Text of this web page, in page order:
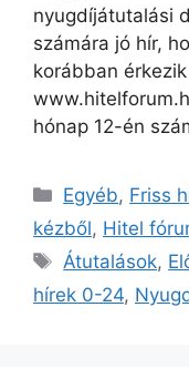
nyugdíjátutalási
számára jó hír,
korábban
hónap 12-én
Kategória
Egyéb, Friss
kézből, Hitel
Címkék
Átutalások,
hírek 0-24,